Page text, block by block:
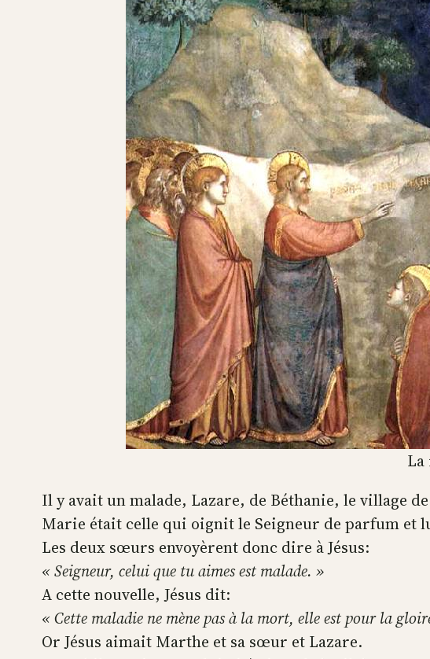
Il y avait un malade, Lazare, de Béthanie, le village
Marie était celle qui oignit le Seigneur de parfum et
Les deux sœurs envoyèrent donc dire à Jésus:
« Seigneur, celui que tu aimes est malade. »
A cette nouvelle, Jésus dit:
« Cette maladie ne mène pas à la mort, elle est pour la
Or Jésus aimait Marthe et sa sœur et Lazare.